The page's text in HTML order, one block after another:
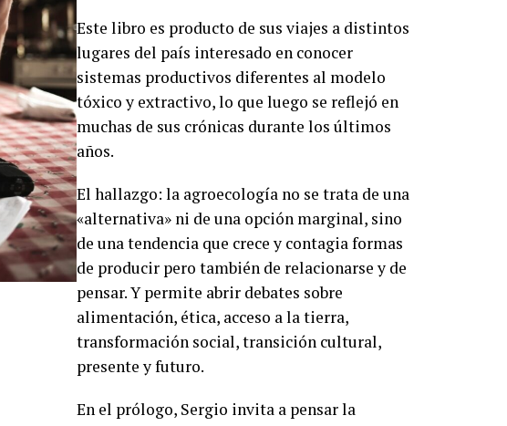
Este libro es producto de sus viajes a distintos
lugares del país interesado en conocer
sistemas productivos diferentes al modelo
tóxico y extractivo, lo que luego se reflejó en
muchas de sus crónicas durante los últimos
años.
El hallazgo: la agroecología no se trata de una
«alternativa» ni de una opción marginal, sino
de una tendencia que crece y contagia formas
de producir pero también de relacionarse y de
pensar. Y permite abrir debates sobre
alimentación, ética, acceso a la tierra,
transformación social, transición cultural,
presente y futuro.
En el prólogo, Sergio invita a pensar la